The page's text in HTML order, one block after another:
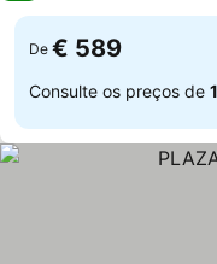
De € 589
Consulte os preços de